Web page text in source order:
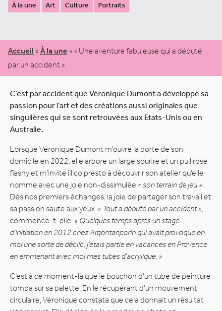
À la une Art Culture Portraits
Accueil » À la une » « Une aventure fabuleuse qui a débuté
par un accident »
C’est par accident que Véronique Dumont a développé sa
passion pour l’art et des créations aussi originales que
singulières qui se sont retrouvées aux Etats-Unis ou en
Australie.
Lorsque Véronique Dumont m’ouvre la porte de son
domicile en 2022, elle arbore un large sourire et un pull rose
flashy et m’invite illico presto à découvrir son atelier qu’elle
nomme avec une joie non-dissimulée « son terrain de jeu »
Dès nos premiers échanges, la joie de partager son travail et
sa passion saute aux yeux. « Tout a débuté par un accident »
commence-t-elle. « Quelques temps après un stage
d’initiation en 2012 chez Arqontanporin qui avait provoqué en
moi une sorte de déclic, j’étais partie en vacances en Provence
en emmenant avec moi mes tubes d’acrylique. »
C’est à ce moment-là que le bouchon d’un tube de peinture
tomba sur sa palette. En le récupérant d’un mouvement
circulaire, Véronique constata que cela donnait un résultat